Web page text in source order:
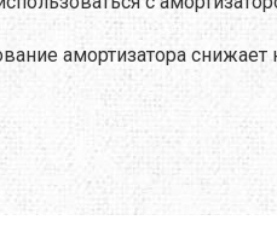
VAUDE
Y&Y
ГРЕЛО4КА
амортизатора снижает